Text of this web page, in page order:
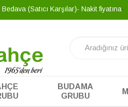
(Satıcı Karşılar)- Nakit fiyatına
BUDAMA
GRUBU